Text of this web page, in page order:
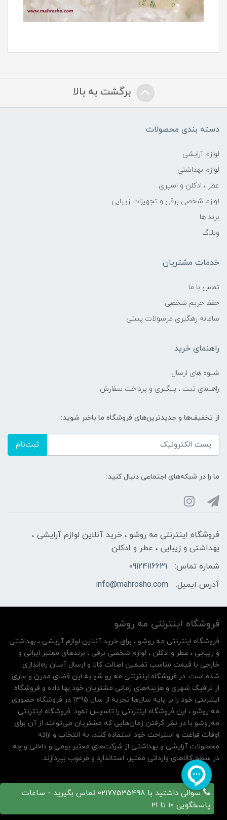
برگشت به بالا
دسته بندی محصولات
لوازم آرایشی
لوازم بهداشتی
عطر ، ادکلن و اسپری
لوازم شخصی برقی و تجهیزات زیبایی
برند ها
وبلاگ
خدمات مشتریان
تماس با ما
حفظ حریم شخصی
سامانه رهگیری مرسولات پستی
راهنمای خرید
شیوه های ارسال
راهنمای ثبت ، پیگیری و پرداخت سفارش
از تخفیف‌ها و جدیدترین‌های فروشگاه ما باخبر شوید:
ثبت‌نام
ما را در شبکه‌های اجتماعی دنبال کنید:
فروشگاه اینترنتی مه‌ رو‌شو ، خرید آنلاین لوازم آرایشی ،
بهداشتی و زیبایی ، عطر و ادکلن
شماره تماس:
09124116631
آدرس ایمیل:
info@mahrosho.com
سوالی داشتید با 02177535498 تماس بگیرید - ساعات
پاسخگویی 10 تا 21
فروشگاه اینترنتی مه‌ رو‌شو
فروشگاه اینترنتی مه‌ رو‌شو ، برای خرید آنلاین لوازم آرایشی ، بهداشتی
و زیبایی ، عطر و ادکلن ، لوازم شخصی برقی ، برندهای معتبر ایرانی و
خارجی با قیمت مناسب تضمین اصالت کالا و ارسال آسان راه‌اندازی
شده است. در فروشگاه اینترنتی مه رو شو به این فضای مدرن و عاری
از ترافیک شهری و هزینه‌های زمانی مشتریان خود بها داده و فروشگاه
اینترنتی خود را بر پایه سال‌ها تجربه از سال 1395 در فروشگاه حضوری
مه روشو ، این فروشگاه اینترنتی را تاسیس نمود. فروشگاه اینترنتی
مه‌رو‌شو با در نظر گرفتن زمان‌هایی که مشتریان می‌توانند از آن‌ برای
اوقات فراغت و استراحت خود استفاده کنند، به انتخاب و ارائه
محصولات آرایشی و بهداشتی از شرکت‌های معتبر بومی و داخلی و چه
در سطح کالاهای وارداتی معتبر، استاندارد و مرغوب بپردازند.